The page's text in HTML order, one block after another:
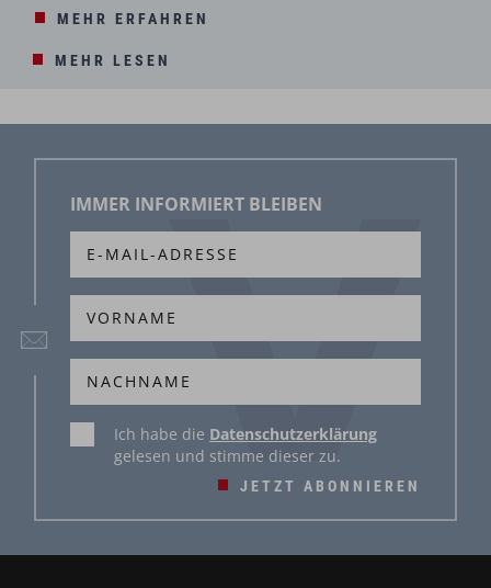
MEHR ERFAHREN
MEHR LESEN
IMMER INFORMIERT BLEIBEN
JETZT ABONNIEREN
Ich habe die Datenschutzerklärung
gelesen und stimme dieser zu.